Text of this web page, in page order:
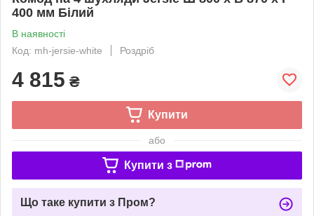
400 мм Білий
В наявності
Код: mh-jersie-white
Роздріб
4 815 ₴
Купити
або
Купити з
Що таке купити з Пром?